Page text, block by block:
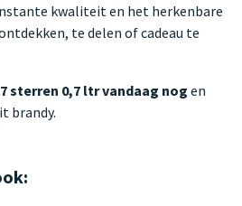
kwaliteit en het herkenbare
te delen of cadeau te
sterren 0,7 ltr vandaag nog en
brandy.